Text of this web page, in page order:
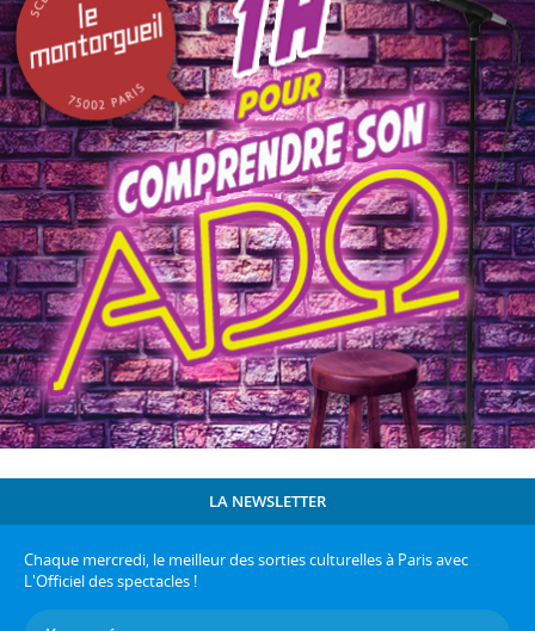
LA NEWSLETTER
Chaque mercredi, le meilleur des sorties culturelles à Paris avec
L'Officiel des spectacles !